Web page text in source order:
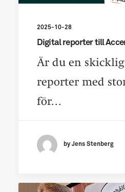
2025-10-28
Digital reporter till
Är du en
reporter med
för…
by Jens Stenberg